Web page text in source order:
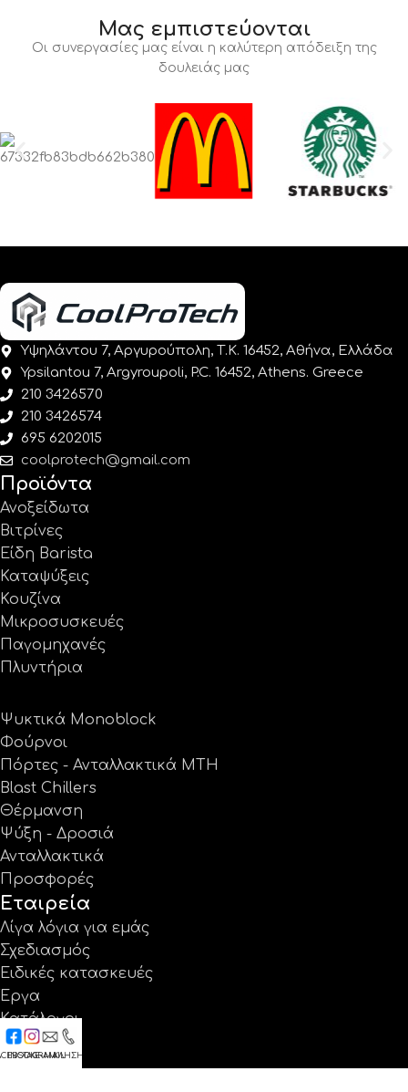
Μας εμπιστεύονται
Οι συνεργασίες μας είναι η καλύτερη απόδειξη της
δουλειάς μας
Υψηλάντου 7, Αργυρούπολη, Τ.Κ. 16452, Αθήνα, Ελλάδα
Ypsilantou 7, Argyroupoli, P.C. 16452, Athens. Greece
210 3426570
210 3426574
695 6202015
coolprotech@gmail.com
Προϊόντα
Ανοξείδωτα
Βιτρίνες
Είδη Barista
Καταψύξεις
Κουζίνα
Μικροσυσκευές
Παγομηχανές
Πλυντήρια
Ψυκτικά Monoblock
Φούρνοι
Πόρτες - Ανταλλακτικά MTH
Blast Chillers
Θέρμανση
Ψύξη - Δροσιά
Ανταλλακτικά
Προσφορές
Εταιρεία
Λίγα λόγια για εμάς
Σχεδιασμός
Ειδικές κατασκευές
Έργα
Κατάλογοι
Εγγύηση
INSTAGRAM
E-MAILΚΛΗΣΗ